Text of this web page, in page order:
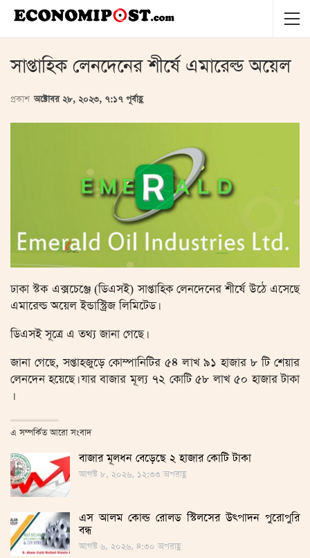
সাপ্তাহিক লেনদেনের শীর্ষে এমারেল্ড অয়েল
প্রকাশ অক্টোবর ২৮, ২০২৩, ৭:১৭ পূর্বাহ্ণ
ঢাকা স্টক এক্সচেঞ্জে (ডিএসই) সাপ্তাহিক লেনদেনের শীর্ষে উঠে এসেছে
এমারেল্ড অয়েল ইন্ডাস্ট্রিজ লিমিটেড।
ডিএসই সূত্রে এ তথ্য জানা গেছে।
জানা গেছে, সপ্তাহজুড়ে কোম্পানিটির ৫৪ লাখ ৯১ হাজার ৮ টি শেয়ার
লেনদেন হয়েছে। যার বাজার মূল্য ৭২ কোটি ৫৮ লাখ ৫০ হাজার টাকা
এ সম্পর্কিত আরো সংবাদ
বাজার মূলধন বেড়েছে ২ হাজার কোটি টাকা
আগস্ট ৮, ২০২৬, ১২:৩৩ অপরাহ্ণ
এস আলম কোল্ড রোলড স্টিলসের উৎপাদন পুরোপুরি
বন্ধ
আগস্ট ৬, ২০২৬, ৪:৩০ অপরাহ্ণ